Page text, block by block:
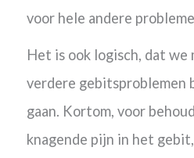
voor hele andere
Het is ook logisch, dat we
verdere gebitsproblemen
gaan. Kortom, voor
knagende pijn in het